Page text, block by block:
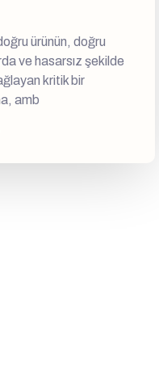
ürünün, doğru
ve hasarsız şekilde
kritik bir
amb